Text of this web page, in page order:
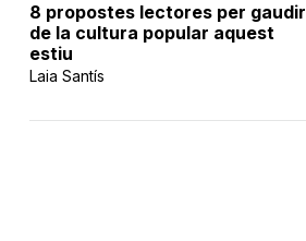
8 propostes lectores per gaudir
de la cultura popular aquest
estiu
Laia Santís